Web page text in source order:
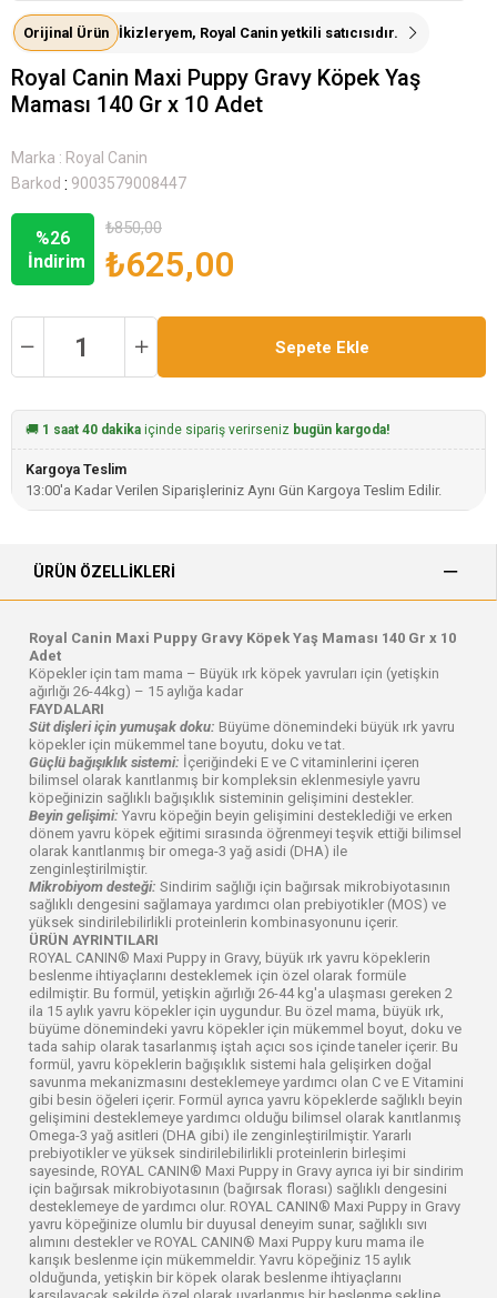
Orijinal Ürün İkizleryem, Royal Canin yetkili satıcısıdır.
Royal Canin Maxi Puppy Gravy Köpek Yaş
Maması 140 Gr x 10 Adet
Marka : Royal Canin
Barkod : 9003579008447
%26
İndirim
₺850,00
₺625,00
🚚 1 saat 40 dakika içinde sipariş verirseniz bugün kargoda!
Kargoya Teslim
13:00'a Kadar Verilen Siparişleriniz Aynı Gün Kargoya Teslim Edilir.
ÜRÜN ÖZELLIKLERI
Royal Canin Maxi Puppy Gravy Köpek Yaş Maması 140 Gr x 10
Adet
Köpekler için tam mama – Büyük ırk köpek yavruları için (yetişkin
ağırlığı 26-44kg) – 15 aylığa kadar
FAYDALARI
Süt dişleri için yumuşak doku: Büyüme dönemindeki büyük ırk yavru
köpekler için mükemmel tane boyutu, doku ve tat.
Güçlü bağışıklık sistemi: İçeriğindeki E ve C vitaminlerini içeren
bilimsel olarak kanıtlanmış bir kompleksin eklenmesiyle yavru
köpeğinizin sağlıklı bağışıklık sisteminin gelişimini destekler.
Beyin gelişimi: Yavru köpeğin beyin gelişimini desteklediği ve erken
dönem yavru köpek eğitimi sırasında öğrenmeyi teşvik ettiği bilimsel
olarak kanıtlanmış bir omega-3 yağ asidi (DHA) ile
zenginleştirilmiştir.
Mikrobiyom desteği: Sindirim sağlığı için bağırsak mikrobiyotasının
sağlıklı dengesini sağlamaya yardımcı olan prebiyotikler (MOS) ve
yüksek sindirilebilirlikli proteinlerin kombinasyonunu içerir.
ÜRÜN AYRINTILARI
ROYAL CANIN® Maxi Puppy in Gravy, büyük ırk yavru köpeklerin
beslenme ihtiyaçlarını desteklemek için özel olarak formüle
edilmiştir. Bu formül, yetişkin ağırlığı 26-44 kg'a ulaşması gereken 2
ila 15 aylık yavru köpekler için uygundur. Bu özel mama, büyük ırk,
büyüme dönemindeki yavru köpekler için mükemmel boyut, doku ve
tada sahip olarak tasarlanmış iştah açıcı sos içinde taneler içerir. Bu
formül, yavru köpeklerin bağışıklık sistemi hala gelişirken doğal
savunma mekanizmasını desteklemeye yardımcı olan C ve E Vitamini
gibi besin öğeleri içerir. Formül ayrıca yavru köpeklerde sağlıklı beyin
gelişimini desteklemeye yardımcı olduğu bilimsel olarak kanıtlanmış
Omega-3 yağ asitleri (DHA gibi) ile zenginleştirilmiştir. Yararlı
prebiyotikler ve yüksek sindirilebilirlikli proteinlerin birleşimi
sayesinde, ROYAL CANIN® Maxi Puppy in Gravy ayrıca iyi bir sindirim
için bağırsak mikrobiyotasının (bağırsak florası) sağlıklı dengesini
desteklemeye de yardımcı olur. ROYAL CANIN® Maxi Puppy in Gravy
yavru köpeğinize olumlu bir duyusal deneyim sunar, sağlıklı sıvı
alımını destekler ve ROYAL CANIN® Maxi Puppy kuru mama ile
karışık beslenme için mükemmeldir. Yavru köpeğiniz 15 aylık
olduğunda, yetişkin bir köpek olarak beslenme ihtiyaçlarını